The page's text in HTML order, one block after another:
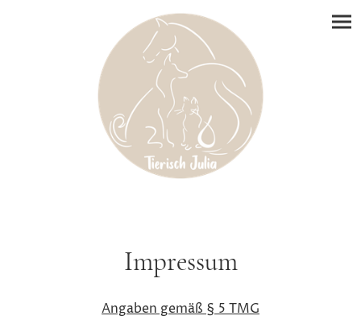
Impressum
Angaben gemäß § 5 TMG